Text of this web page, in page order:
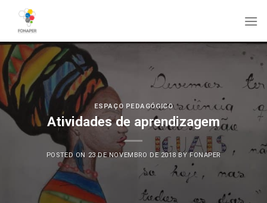
content
ESPAÇO PEDAGÓGICO
Atividades de aprendizagem
POSTED ON 23 DE NOVEMBRO DE 2018 BYFONAPER